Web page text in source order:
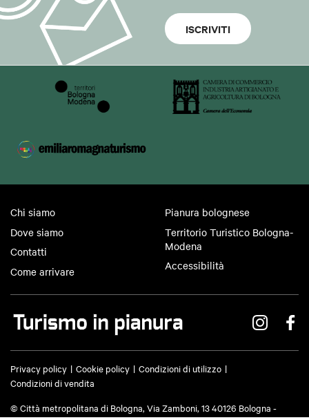
ISCRIVITI
Chi siamo
Dove siamo
Contatti
Come arrivare
Pianura bolognese
Territorio Turistico Bologna-
Modena
Accessibilità
Privacy policy Cookie policy
Condizioni di utilizzo
Condizioni di vendita
© Città metropolitana di Bologna, Via Zamboni, 13 40126 Bologna -